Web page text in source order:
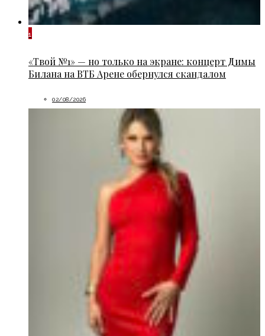
1
«Твой №1» — но только на экране: концерт Димы
Билана на ВТБ Арене обернулся скандалом
02/08/2026